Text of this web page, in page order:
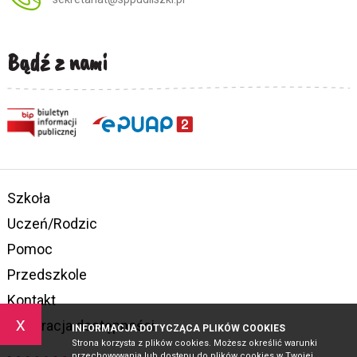
x INFORMACJA DOTYCZĄCA PLIKÓW COOKIES
Strona korzysta z plików cookies. Możesz określić warunki
Bądź z nami
Szkoła
Uczeń/Rodzic
Pomoc
Przedszkole
Kontakt
Deklaracja dostępności